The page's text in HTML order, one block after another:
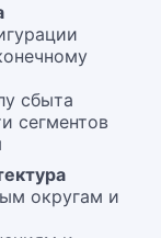
сбыта
сегментов
округам и